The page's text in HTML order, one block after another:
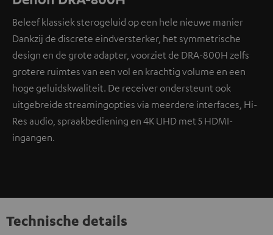
Beleef klassiek sterogeluid op een hele nieuwe manier
Dankzij de discrete eindversterker, het symmetrische
design en de grote adapter, voorziet de DRA-800H zelfs
grotere ruimtes van een vol en krachtig volume en een
hoge geluidskwaliteit. De receiver ondersteunt ook
uitgebreide streamingopties via meerdere interfaces, Hi-
Res audio, spraakbediening en 4K UHD met 5 HDMI-
ingangen.
Technische details